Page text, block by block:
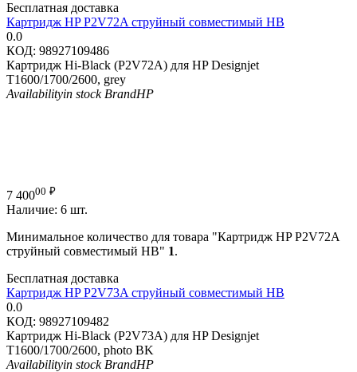
Бесплатная доставка
Картридж HP P2V72A струйный совместимый HB
0.0
КОД: 98927109486
Картридж Hi-Black (P2V72A) для HP Designjet
T1600/1700/2600, grey
Availabilityin stock BrandHP
7 40000 ₽
Наличие: 6 шт.
Минимальное количество для товара "Картридж HP P2V72A
струйный совместимый HB" 1.
Бесплатная доставка
Картридж HP P2V73A струйный совместимый HB
0.0
КОД: 98927109482
Картридж Hi-Black (P2V73A) для HP Designjet
T1600/1700/2600, photo BK
Availabilityin stock BrandHP